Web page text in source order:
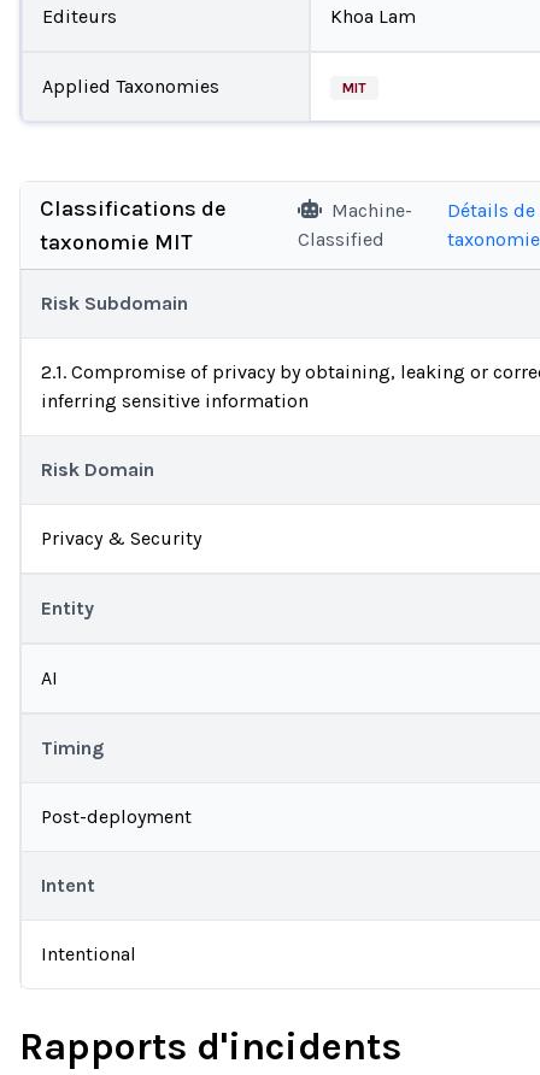
Editeurs Khoa Lam
Applied Taxonomies MIT
Classifications de
taxonomie MIT
Machine-
Classified
Détails de
taxonomie
Risk Subdomain
2.1. Compromise of privacy by obtaining, leaking or
inferring sensitive information
Risk Domain
Privacy & Security
Entity
AI
Timing
Post-deployment
Intent
Intentional
Rapports d'incidents